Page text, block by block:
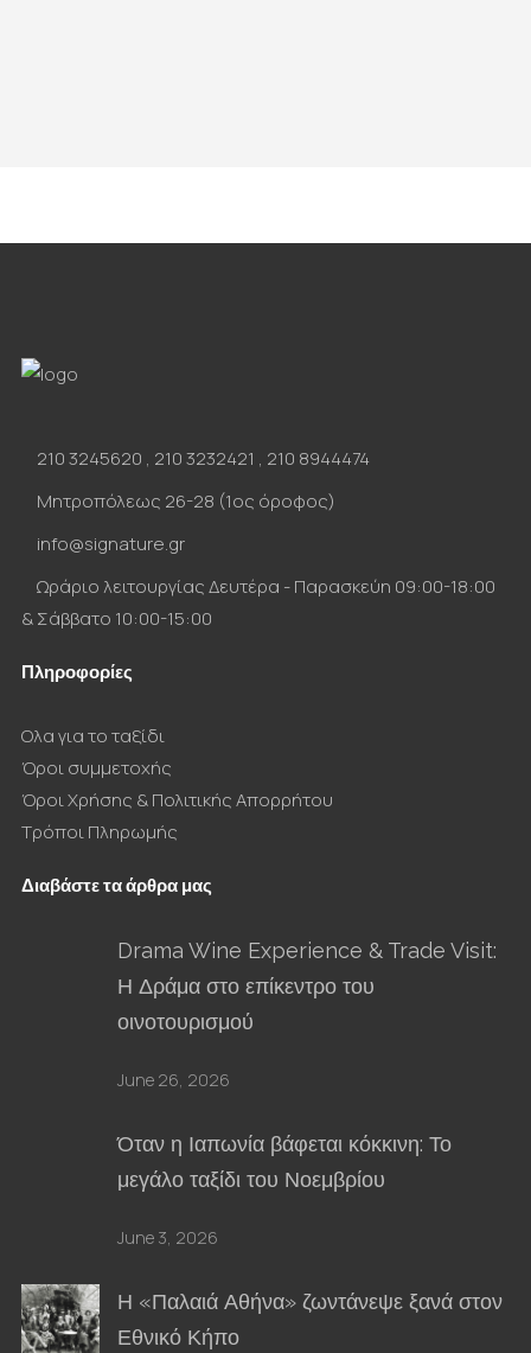
210 3245620 , 210 3232421 , 210 8944474
Μητροπόλεως 26-28 (1ος όροφος)
info@signature.gr
Ωράριο λειτουργίας Δευτέρα - Παρασκεύη 09:00-18:00
& Σάββατο 10:00-15:00
Πληροφορίες
Ολα για το ταξίδι
Όροι συμμετοχής
Όροι Χρήσης & Πολιτικής Απορρήτου
Τρόποι Πληρωμής
Διαβάστε τα άρθρα μας
Drama Wine Experience & Trade Visit:
Η Δράμα στο επίκεντρο του
οινοτουρισμού
June 26, 2026
Όταν η Ιαπωνία βάφεται κόκκινη: Το
μεγάλο ταξίδι του Νοεμβρίου
June 3, 2026
Η «Παλαιά Αθήνα» ζωντάνεψε ξανά στον
Εθνικό Κήπο